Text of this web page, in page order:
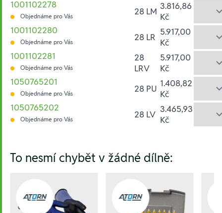
1001102278
Objednáme pro Vás 28 LM 3.816,86
Kč
1001102280
Objednáme pro Vás 28 LR 5.917,00
Kč
1001102281
Objednáme pro Vás
28
LRV
5.917,00
Kč
1050765201
Objednáme pro Vás 28 PU 1.408,82
Kč
1050765202
Objednáme pro Vás 28 LV 3.465,93
Kč
To nesmí chybět v žádné dílně: